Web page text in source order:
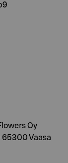
Oy
65300 Vaasa